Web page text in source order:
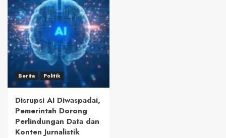
Berita Politik
Disrupsi AI Diwaspadai,
Pemerintah Dorong
Perlindungan Data dan
Konten Jurnalistik